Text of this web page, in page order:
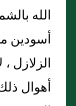
الله
أسودين
الزلازل
أهوال